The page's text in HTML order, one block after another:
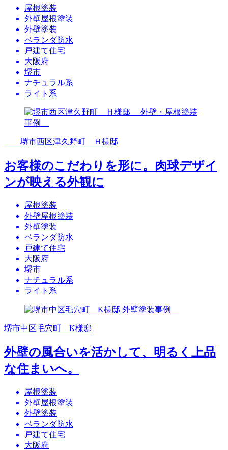
屋根塗装
外壁屋根塗装
外壁塗装
ベランダ防水
戸建て住宅
大阪府
堺市
ナチュラル系
ライト系
堺市西区津久野町 Ｈ様邸
お客様のこだわりを形に。肉球デザイ
ンが映える外観に
屋根塗装
外壁屋根塗装
外壁塗装
ベランダ防水
戸建て住宅
大阪府
堺市
ナチュラル系
ライト系
堺市中区毛穴町 K様邸
外壁の風合いを活かして、明るく上品
な住まいへ。
屋根塗装
外壁屋根塗装
外壁塗装
ベランダ防水
戸建て住宅
大阪府